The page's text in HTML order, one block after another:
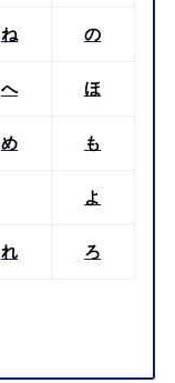
ね の
へ ほ
め も
よ
れ ろ